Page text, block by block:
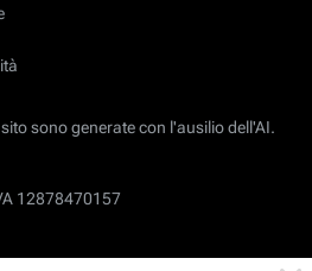
sono generate con l'ausilio dell'AI.
12878470157